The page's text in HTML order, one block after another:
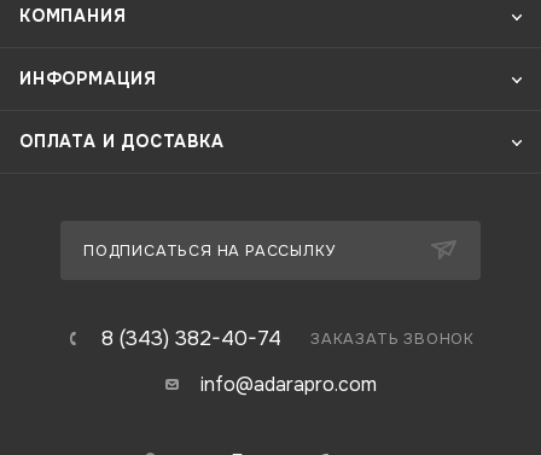
КОМПАНИЯ
ИНФОРМАЦИЯ
ОПЛАТА И ДОСТАВКА
ПОДПИСАТЬСЯ НА РАССЫЛКУ
8 (343) 382-40-74 ЗАКАЗАТЬ ЗВОНОК
info@adarapro.com